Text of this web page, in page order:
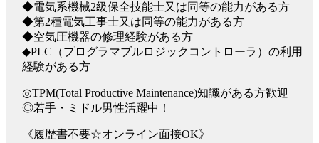
◆電気系機械2級保全技能士又は同等の能力がある方
◆第2種電気工事士又は同等の能力がある方
◆空気圧機器の修理経験がある方
◆PLC（プログラマブルロジックコントローラ）の利用
経験がある方
◎TPM(Total Productive Maintenance)知識がある方歓迎
◎若手・ミドル男性活躍中！
《履歴書不要☆オンライン面接OK》